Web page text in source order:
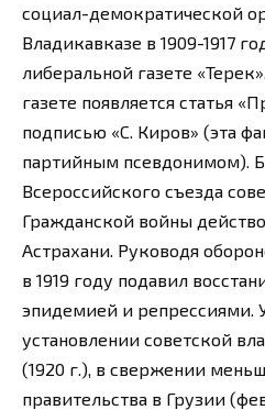
социал-демократической
Владикавказе в 1909-1917
либеральной газете
газете появляется статья
подписью «С. Киров» (эта
партийным псевдонимом).
Всероссийского съезда
Гражданской войны
Астрахани. Руководя
в 1919 году подавил
эпидемией и репрессиями.
установлении советской
(1920 г.), в свержении
правительства в Грузии